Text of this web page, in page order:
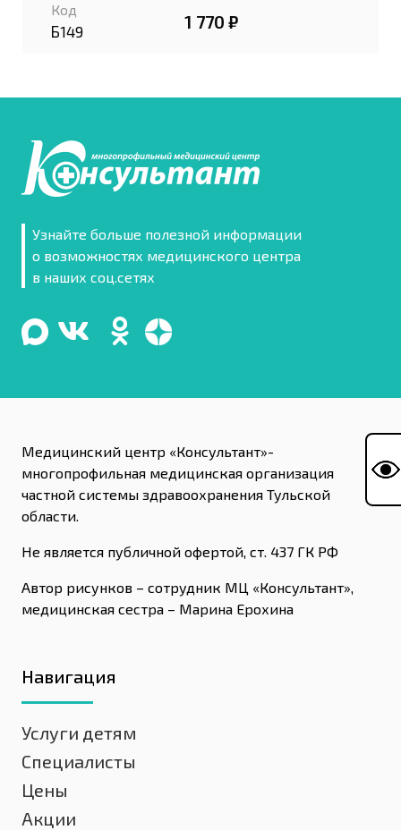
Код
Б149 1 770 ₽
Узнайте больше полезной информации
о возможностях медицинского центра
в наших соц.сетях
Медицинский центр «Консультант»-
многопрофильная медицинская организация
частной системы здравоохранения Тульской
области.
Не является публичной офертой, ст. 437 ГК РФ
Автор рисунков – сотрудник МЦ «Консультант»,
медицинская сестра – Марина Ерохина
Навигация
Услуги детям
Специалисты
Цены
Акции